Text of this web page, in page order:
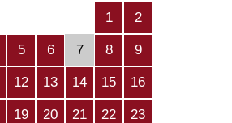
1
2
5 6 7 8 9
12 13 14 15 16
19 20 21 22 23